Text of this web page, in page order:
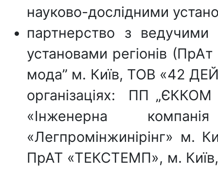
науково-дослідними
партнерство з
установами регіонів
мода” м. Київ, ТОВ «42
організаціях: ПП
«Інженерна
«Легпромінжинірінг» м.
ПрАТ «ТЕКСТЕМП», м.